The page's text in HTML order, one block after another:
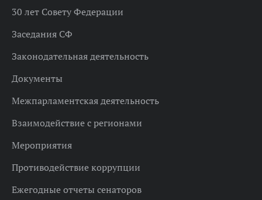
30 лет Совету Федерации
Заседания СФ
Законодательная деятельность
Документы
Межпарламентская деятельность
Взаимодействие с регионами
Мероприятия
Противодействие коррупции
Ежегодные отчеты сенаторов